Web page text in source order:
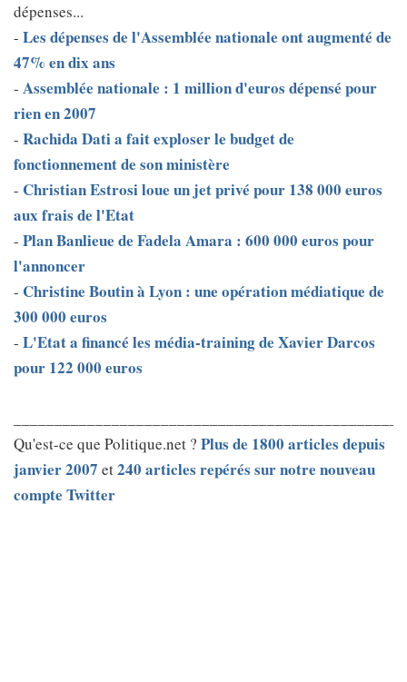
dépenses...
- Les dépenses de l'Assemblée nationale ont augmenté de
47% en dix ans
- Assemblée nationale : 1 million d'euros dépensé pour
rien en 2007
- Rachida Dati a fait exploser le budget de
fonctionnement de son ministère
- Christian Estrosi loue un jet privé pour 138 000 euros
aux frais de l'Etat
- Plan Banlieue de Fadela Amara : 600 000 euros pour
l'annoncer
- Christine Boutin à Lyon : une opération médiatique de
300 000 euros
- L'Etat a financé les média-training de Xavier Darcos
pour 122 000 euros
Qu'est-ce que Politique.net ? Plus de 1800 articles depuis
janvier 2007 et240 articles repérés sur notre nouveau
compte Twitter